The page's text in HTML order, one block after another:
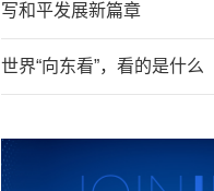
写和平发展新篇章
世界“向东看”，看的是什么